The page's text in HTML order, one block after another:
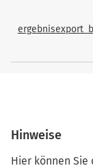
Hinweise
Hier können